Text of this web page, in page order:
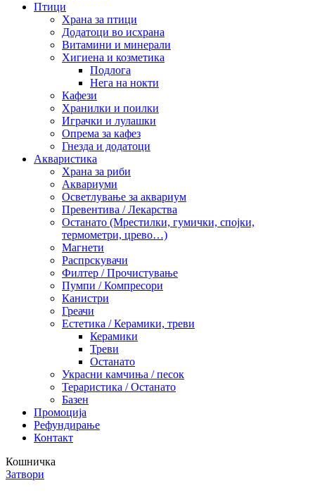
Птици
Храна за птици
Додатоци во исхрана
Витамини и минерали
Хигиена и козметика
Подлога
Нега на нокти
Кафези
Хранилки и поилки
Играчки и лулашки
Опрема за кафез
Гнезда и додатоци
Акваристика
Храна за риби
Аквариуми
Осветлување за аквариум
Превентива / Лекарства
Останато (Мрестилки, гумички, спојки,
термометри, црево…)
Магнети
Распрскувачи
Филтер / Прочистување
Пумпи / Компресори
Канистри
Греачи
Естетика / Керамики, треви
Керамики
Треви
Останато
Украсни камчиња / песок
Тераристика / Останато
Базен
Промоција
Рефундирање
Контакт
Кошничка
Затвори